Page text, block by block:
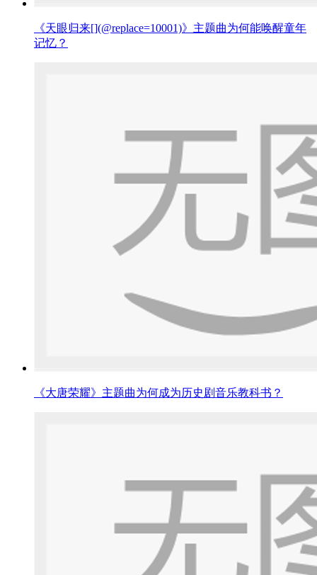
《天眼归来[](@replace=10001)》主题曲为何能唤醒童年
记忆？
《大唐荣耀》主题曲为何成为历史剧音乐教科书？